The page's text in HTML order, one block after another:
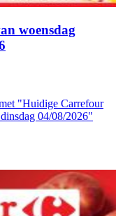
woensdag
"Huidige Carrefour
04/08/2026"